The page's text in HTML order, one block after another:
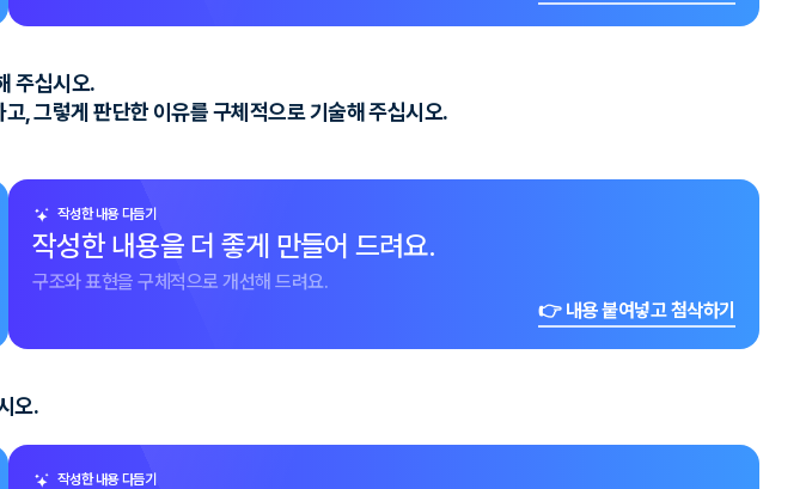
주십시오.
, 그렇게 판단한 이유를 구체적으로 기술해 주십시오.
작성한 내용 다듬기
작성한 내용을 더 좋게 만들어 드려요.
구조와 표현을 구체적으로 개선해 드려요.
👉 내용 붙여넣고 첨삭하기
오.
작성한 내용 다듬기